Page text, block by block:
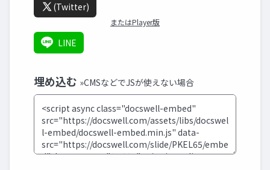
(Twitter)
またはPlayer版
LINE
埋め込む »CMSなどでJSが使えない場合